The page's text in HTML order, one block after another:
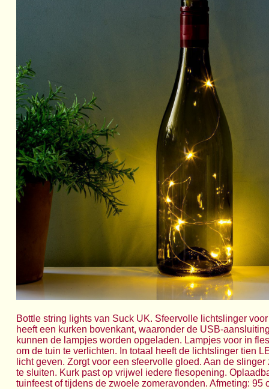
Bottle string lights van Suck UK. Sfeervolle lichtslinger
heeft een kurken bovenkant, waaronder de USB-
kunnen de lampjes worden opgeladen. Lampjes voor in
om de tuin te verlichten. In totaal heeft de lichtslinger tien
licht geven. Zorgt voor een sfeervolle gloed. Aan de
te sluiten. Kurk past op vrijwel iedere flesopening.
tuinfeest of tijdens de zwoele zomeravonden. Afmeting: 95